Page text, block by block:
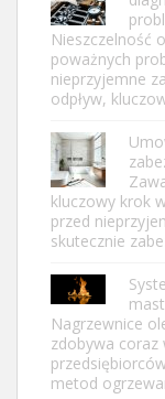
Nieszczelność
poważnych
nieprzyjemne
odpływ,
kluczowy krok
przed
skutecznie
Nagrzewnice
zdobywa coraz
metod